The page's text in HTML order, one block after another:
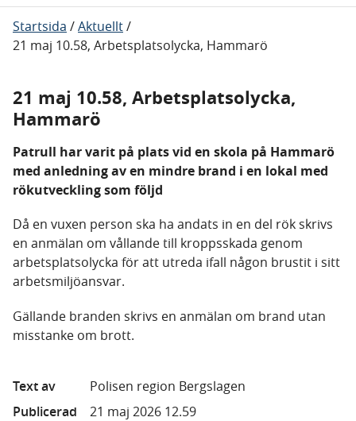
Startsida /Aktuellt/
21 maj 10.58, Arbetsplatsolycka, Hammarö
21 maj 10.58, Arbetsplatsolycka,
Hammarö
Patrull har varit på plats vid en skola på Hammarö
med anledning av en mindre brand i en lokal med
rökutveckling som följd
Då en vuxen person ska ha andats in en del rök skrivs
en anmälan om vållande till kroppsskada genom
arbetsplatsolycka för att utreda ifall någon brustit i sitt
arbetsmiljöansvar.
Gällande branden skrivs en anmälan om brand utan
misstanke om brott.
Text av
Polisen region Bergslagen
Publicerad
21 maj 2026 12.59